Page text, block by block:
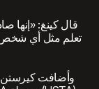
قال كينغ: «إنها
تعلم مثل أي شخص
وأضافت كيرستن